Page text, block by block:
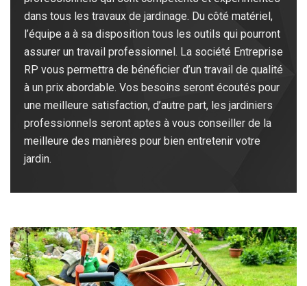
dans tous les travaux de jardinage. Du côté matériel,
l’équipe a à sa disposition tous les outils qui pourront
assurer un travail professionnel. La société Entreprise
RP vous permettra de bénéficier d’un travail de qualité
à un prix abordable. Vos besoins seront écoutés pour
une meilleure satisfaction, d’autre part, les jardiniers
professionnels seront aptes à vous conseiller de la
meilleure des manières pour bien entretenir votre
jardin.